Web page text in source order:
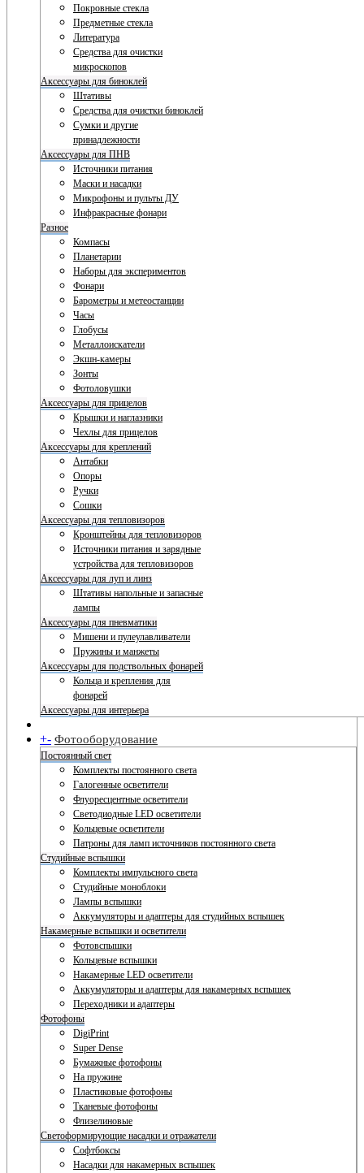
Покровные стекла
Предметные стекла
Литература
Средства для очистки
микроскопов
Аксессуары для биноклей
Штативы
Средства для очистки биноклей
Сумки и другие
принадлежности
Аксессуары для ПНВ
Источники питания
Маски и насадки
Микрофоны и пульты ДУ
Инфракрасные фонари
Разное
Компасы
Планетарии
Наборы для экспериментов
Фонари
Барометры и метеостанции
Часы
Глобусы
Металлоискатели
Экшн-камеры
Зонты
Фотоловушки
Аксессуары для прицелов
Крышки и наглазники
Чехлы для прицелов
Аксессуары для креплений
Антабки
Опоры
Ручки
Сошки
Аксессуары для тепловизоров
Кронштейны для тепловизоров
Источники питания и зарядные
устройства для тепловизоров
Аксессуары для луп и линз
Штативы напольные и запасные
лампы
Аксессуары для пневматики
Мишени и пулеулавливатели
Пружины и манжеты
Аксессуары для подствольных фонарей
Кольца и крепления для
фонарей
Аксессуары для интерьера
+- Фотооборудование
Постоянный свет
Комплекты постоянного света
Галогенные осветители
Флуоресцентные осветители
Светодиодные LED осветители
Кольцевые осветители
Патроны для ламп источников постоянного света
Студийные вспышки
Комплекты импульсного света
Студийные моноблоки
Лампы вспышки
Аккумуляторы и адаптеры для студийных вспышек
Накамерные вспышки и осветители
Фотовспышки
Кольцевые вспышки
Накамерные LED осветители
Аккумуляторы и адаптеры для накамерных вспышек
Переходники и адаптеры
Фотофоны
DigiPrint
Super Dense
Бумажные фотофоны
На пружине
Пластиковые фотофоны
Тканевые фотофоны
Флизелиновые
Светоформирующие насадки и отражатели
Софтбоксы
Насадки для накамерных вспышек